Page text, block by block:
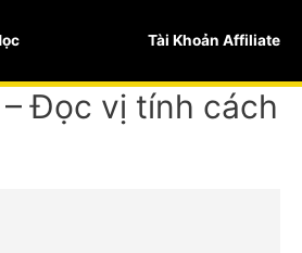
Tài Khoản Affiliate
Đọc vị tính cách